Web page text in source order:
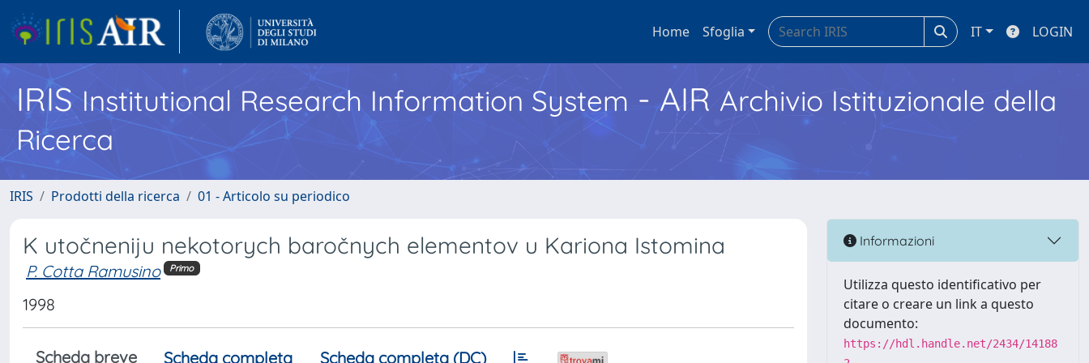
Home Sfoglia IT LOGIN
IRISInstitutional Research Information System - AIR Archivio Istituzionale della
Ricerca
IRIS Prodotti della ricerca 01 - Articolo su periodico
K utočneniju nekotorych baročnych elementov u Kariona Istomina
P. Cotta Ramusino Primo
1998
Scheda breve Scheda completa Scheda completa (DC)
Informazioni
Utilizza questo identificativo per
citare o creare un link a questo
documento:
https://hdl.handle.net/2434/14188